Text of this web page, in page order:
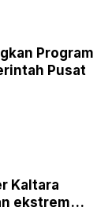
Program
Pusat
Kaltara
ekstrem